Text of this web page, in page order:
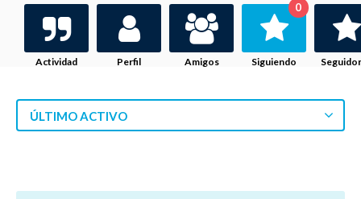
Actividad Perfil Amigos Siguiendo
0
ÚLTIMO ACTIVO